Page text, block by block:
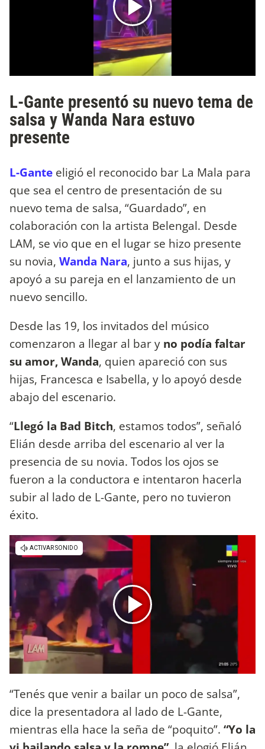
L-Gante presentó su nuevo tema de
salsa y Wanda Nara estuvo
presente
L-Gante eligió el reconocido bar La Mala para
que sea el centro de presentación de su
nuevo tema de salsa, “Guardado”, en
colaboración con la artista Belengal. Desde
LAM, se vio que en el lugar se hizo presente
su novia, Wanda Nara, junto a sus hijas, y
apoyó a su pareja en el lanzamiento de un
nuevo sencillo.
Desde las 19, los invitados del músico
comenzaron a llegar al bar y no podía faltar
su amor, Wanda, quien apareció con sus
hijas, Francesca e Isabella, y lo apoyó desde
abajo del escenario.
“Llegó la Bad Bitch, estamos todos”, señaló
Elián desde arriba del escenario al ver la
presencia de su novia. Todos los ojos se
fueron a la conductora e intentaron hacerla
subir al lado de L-Gante, pero no tuvieron
éxito.
“Tenés que venir a bailar un poco de salsa”,
dice la presentadora al lado de L-Gante,
mientras ella hace la seña de “poquito”. “Yo la